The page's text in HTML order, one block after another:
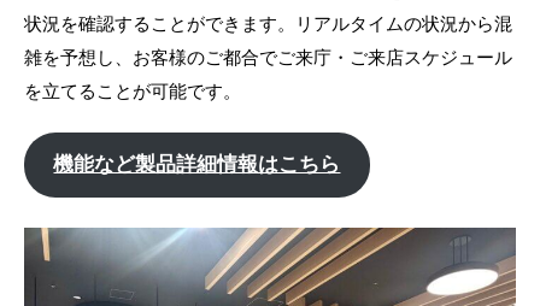
状況を確認することができます。リアルタイムの状況から混
雑を予想し、お客様のご都合でご来庁・ご来店スケジュール
を立てることが可能です。
機能など製品詳細情報はこちら